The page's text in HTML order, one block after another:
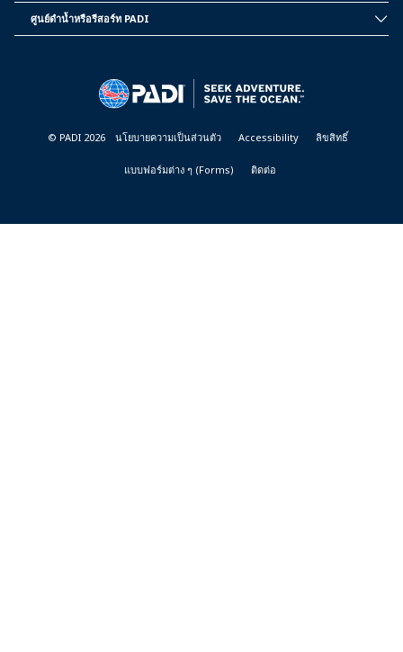
INFORMATION
ศูนย์ดำน้ำหรือรีสอร์ท PADI
© PADI 2026 นโยบายความเป็นส่วนตัว Accessibility ลิขสิทธิ์
แบบฟอร์มต่าง ๆ (Forms) ติดต่อ